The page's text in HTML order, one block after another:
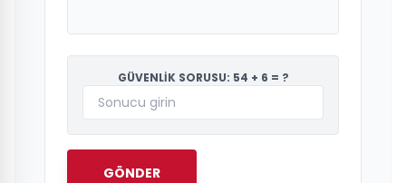
GÜVENLİK SORUSU: 54 + 6 = ?
GÖNDER